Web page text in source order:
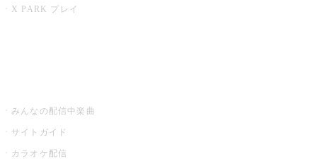
X PARK プレイ
みんなの配信中楽曲
サイトガイド
カラオケ配信